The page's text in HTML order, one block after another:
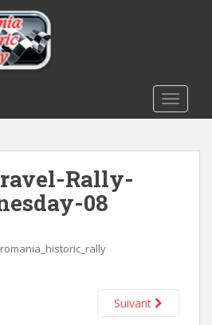
Rally-
08
romania_historic_rally
Suivant